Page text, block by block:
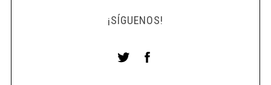
¡SÍGUENOS!